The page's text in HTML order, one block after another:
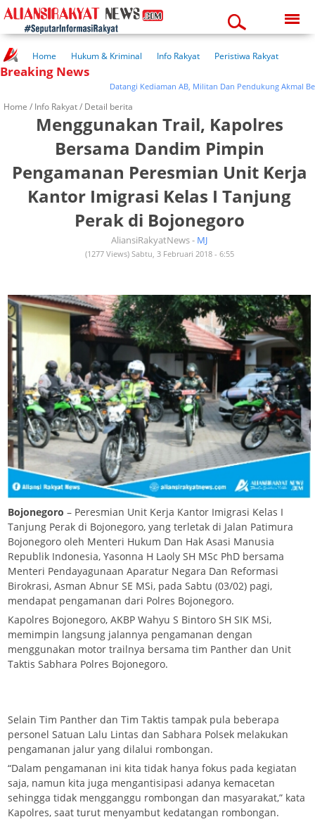
06:21:31 am
Home Hukum & Kriminal Info Rakyat
Peristiwa Rakyat
Kuliner Rakyat
Wisata Rakyat
Kesehatan
Breaking News
Datangi Kediaman AB, Militan Dan Pendukung Akmal
Home / Info Rakyat/ Detail berita
Menggunakan Trail, Kapolres
Bersama Dandim Pimpin
Pengamanan Peresmian Unit Kerja
Kantor Imigrasi Kelas I Tanjung
Perak di Bojonegoro
AliansiRakyatNews - MJ
(1277 Views) Sabtu, 3 Februari 2018 - 6:55
Bojonegoro – Peresmian Unit Kerja Kantor Imigrasi Kelas I
Tanjung Perak di Bojonegoro, yang terletak di Jalan Patimura
Bojonegoro oleh Menteri Hukum Dan Hak Asasi Manusia
Republik Indonesia, Yasonna H Laoly SH MSc PhD bersama
Menteri Pendayagunaan Aparatur Negara Dan Reformasi
Birokrasi, Asman Abnur SE MSi, pada Sabtu (03/02) pagi,
mendapat pengamanan dari Polres Bojonegoro.
Kapolres Bojonegoro, AKBP Wahyu S Bintoro SH SIK MSi,
memimpin langsung jalannya pengamanan dengan
menggunakan motor trailnya bersama tim Panther dan Unit
Taktis Sabhara Polres Bojonegoro.
Selain Tim Panther dan Tim Taktis tampak pula beberapa
personel Satuan Lalu Lintas dan Sabhara Polsek melakukan
pengamanan jalur yang dilalui rombongan.
“Dalam pengamanan ini kita tidak hanya fokus pada kegiatan
saja, namun kita juga mengantisipasi adanya kemacetan
sehingga tidak mengganggu rombongan dan masyarakat,” kata
Kapolres, saat turut menyambut kedatangan rombongan.